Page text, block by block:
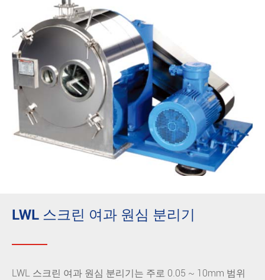
LWL 스크린 여과 원심 분리기
LWL 스크린 여과 원심 분리기는 주로 0.05 ~ 10mm 범위